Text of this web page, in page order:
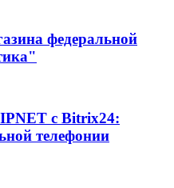
федеральной
с Bitrix24:
телефонии